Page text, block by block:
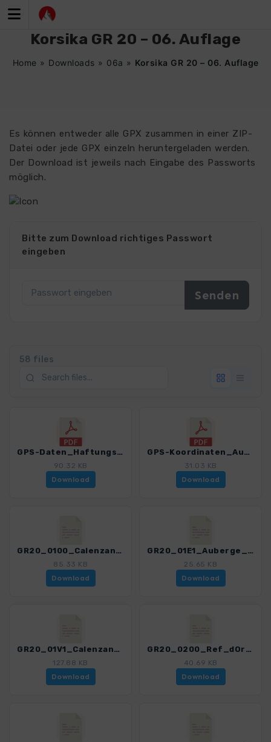
Inhalt
Korsika GR 20 – 06. Auflage
Home » Downloads » 06a » Korsika GR 20 – 06. Auflage
Es können entweder alle GPX zusammen in einer ZIP-
Datei oder jede GPX einzeln heruntergeladen werden.
Der Download ist jeweils nach Eingabe des Passworts
möglich.
Bitte zum Download richtiges Passwort
eingeben
58 files
GPS-Daten_Haftungsausschluss-Nutzungsbedingungen_WF_Korsika GR 20.pdf
90.32 KB
Download
GPS-Koordinaten_Ausgangspunkte_WF_Korsika GR20.pdf
31.03 KB
Download
GR20_0100_Calenzana_-_Ref_dOrtu_di_u_­Piobbu.gpx
85.33 KB
Download
GR20_01E1_Auberge_de_la_Foret_de_B_-_Ref_dOrtu_di_u_Piobbu.gpx
25.65 KB
Download
GR20_01V1_Calenzana_-_Refuge_de_Carrozzu.gpx
127.88 KB
Download
GR20_0200_Ref_dOrtu_di_u_Piobbu_-_Ref_de_Carrozzu.gpx
40.69 KB
Download